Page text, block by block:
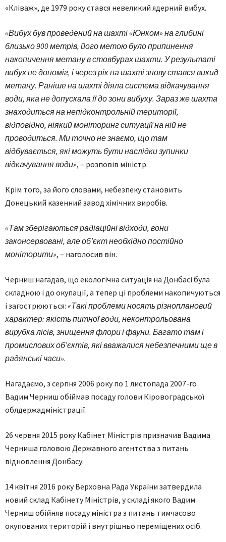
«Кліваж», де 1979 року стався невеликий ядерний вибух.
«Вибух був проведений на шахті «Юнком» на глибині
близько 900 метрів, його метою було припинення
накопичення метану в стовбурах шахти. У результаті
вибух не допоміг, і через рік на шахті знову стався викид
метану. Раніше на шахті діяла система відкачування
води, яка не допускала її до зони вибуху. Зараз же шахта
знаходиться на непідконтрольній території,
відповідно, ніякий моніторинг ситуації на ній не
проводиться. Ми точно не знаємо, що там
відбувається, які можуть бути наслідки зупинки
відкачування води», – розповів міністр.
Крім того, за його словами, небезпеку становить
Донецький казенний завод хімічних виробів.
«Там зберігаються радіаційні відходи, вони
законсервовані, але об’єкт необхідно постійно
моніторити», – наголосив він.
Черниш нагадав, що екологічна ситуація на Донбасі була
складною і до окупації, а тепер ці проблеми накопичуються
і загострюються: «Такі проблеми носять різноплановий
характер: якість питної води, неконтрольована
вирубка лісів, знищення флори і фауни. Багато там і
промислових об’єктів, які вважалися небезпечними ще в
радянські часи».
Нагадаємо, з серпня 2006 року по 1 листопада 2007-го
Вадим Черниш обіймав посаду голови Кіровоградської
облдержадміністрації.
26 червня 2015 року Кабінет Міністрів призначив Вадима
Черниша головою Державного агентства з питань
відновлення Донбасу.
14 квітня 2016 року Верховна Рада України затвердила
новий склад Кабінету Міністрів, у складі якого Вадим
Черниш обійняв посаду міністра з питань тимчасово
окупованих територій і внутрішньо переміщених осіб.